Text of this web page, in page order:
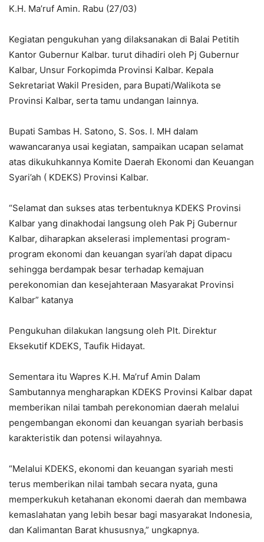
K.H. Ma’ruf Amin. Rabu (27/03)
Kegiatan pengukuhan yang dilaksanakan di Balai Petitih
Kantor Gubernur Kalbar. turut dihadiri oleh Pj Gubernur
Kalbar, Unsur Forkopimda Provinsi Kalbar. Kepala
Sekretariat Wakil Presiden, para Bupati/Walikota se
Provinsi Kalbar, serta tamu undangan lainnya.
Bupati Sambas H. Satono, S. Sos. I. MH dalam
wawancaranya usai kegiatan, sampaikan ucapan selamat
atas dikukuhkannya Komite Daerah Ekonomi dan Keuangan
Syari’ah ( KDEKS) Provinsi Kalbar.
“Selamat dan sukses atas terbentuknya KDEKS Provinsi
Kalbar yang dinakhodai langsung oleh Pak Pj Gubernur
Kalbar, diharapkan akselerasi implementasi program-
program ekonomi dan keuangan syari’ah dapat dipacu
sehingga berdampak besar terhadap kemajuan
perekonomian dan kesejahteraan Masyarakat Provinsi
Kalbar” katanya
Pengukuhan dilakukan langsung oleh Plt. Direktur
Eksekutif KDEKS, Taufik Hidayat.
Sementara itu Wapres K.H. Ma’ruf Amin Dalam
Sambutannya mengharapkan KDEKS Provinsi Kalbar dapat
memberikan nilai tambah perekonomian daerah melalui
pengembangan ekonomi dan keuangan syariah berbasis
karakteristik dan potensi wilayahnya.
“Melalui KDEKS, ekonomi dan keuangan syariah mesti
terus memberikan nilai tambah secara nyata, guna
memperkukuh ketahanan ekonomi daerah dan membawa
kemaslahatan yang lebih besar bagi masyarakat Indonesia,
dan Kalimantan Barat khususnya,” ungkapnya.